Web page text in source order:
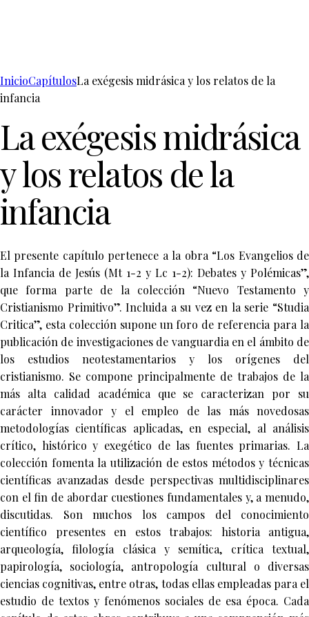
InicioCapítulosLa exégesis midrásica y los relatos de la
infancia
La exégesis midrásica
y los relatos de la
infancia
El presente capítulo pertenece a la obra “Los Evangelios de
la Infancia de Jesús (Mt 1-2 y Lc 1-2): Debates y Polémicas”,
que forma parte de la colección “Nuevo Testamento y
Cristianismo Primitivo”. Incluida a su vez en la serie “Studia
Critica”, esta colección supone un foro de referencia para la
publicación de investigaciones de vanguardia en el ámbito de
los estudios neotestamentarios y los orígenes del
cristianismo. Se compone principalmente de trabajos de la
más alta calidad académica que se caracterizan por su
carácter innovador y el empleo de las más novedosas
metodologías científicas aplicadas, en especial, al análisis
crítico, histórico y exegético de las fuentes primarias. La
colección fomenta la utilización de estos métodos y técnicas
científicas avanzadas desde perspectivas multidisciplinares
con el fin de abordar cuestiones fundamentales y, a menudo,
discutidas. Son muchos los campos del conocimiento
científico presentes en estos trabajos: historia antigua,
arqueología, filología clásica y semítica, crítica textual,
papirología, sociología, antropología cultural o diversas
ciencias cognitivas, entre otras, todas ellas empleadas para el
estudio de textos y fenómenos sociales de esa época. Cada